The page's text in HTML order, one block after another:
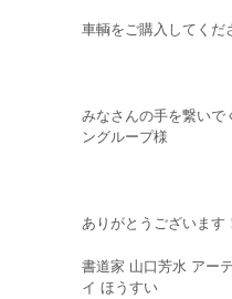
車輌をご購入してくだ
みなさんの手を繋いで
ングループ様
ありがとうございます
書道家 山口芳水 アー
イ ほうすい